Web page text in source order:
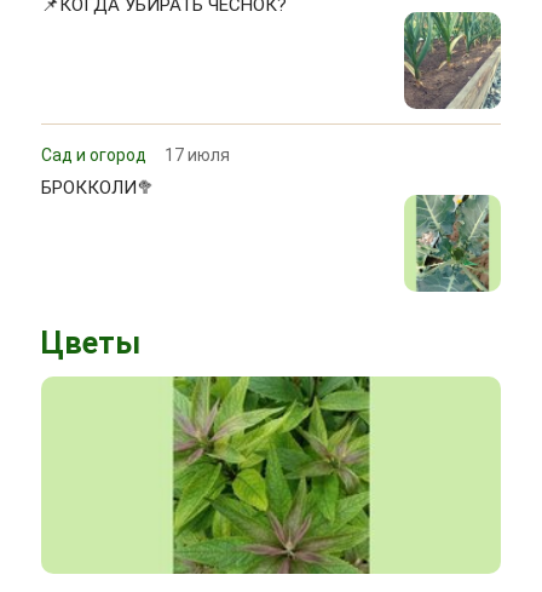
Сад и огород 17 июля
БРОККОЛИ🥦
Цветы